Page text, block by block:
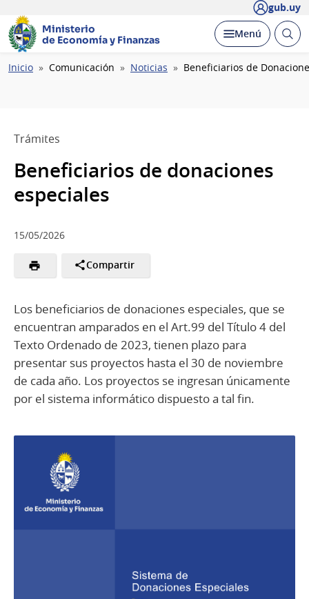
gub.uy
Ministerio
de Economía y Finanzas
Desplegar
Menú Abrir
Ruta
Inicio Comunicación Noticias Beneficiarios de
Trámites
Beneficiarios de donaciones
especiales
15/05/2026
Compartir
Los beneficiarios de donaciones especiales, que se
encuentran amparados en el Art.99 del Título 4 del
Texto Ordenado de 2023, tienen plazo para
presentar sus proyectos hasta el 30 de noviembre
de cada año. Los proyectos se ingresan únicamente
por el sistema informático dispuesto a tal fin.